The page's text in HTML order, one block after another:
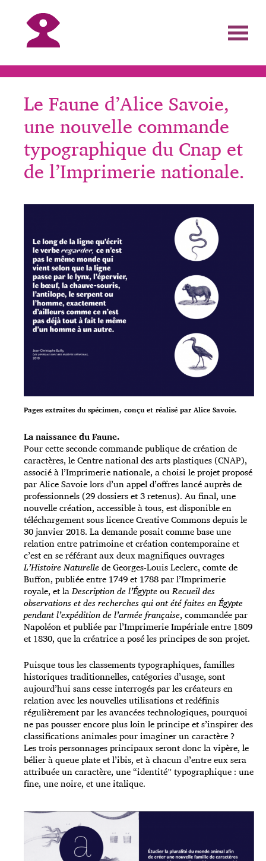
Le Faune d’Alice Savoie,
une nouvelle commande
typographique du Cnap et
de l’Imprimerie nationale.
Pages extraites du spécimen, conçu et réalisé par Alice Savoie.
La naissance du Faune.
Pour cette seconde commande publique de création de
caractères, le Centre national des arts plastiques (CNAP),
associé à l’Imprimerie nationale, a choisi le projet proposé
par Alice Savoie lors d’un appel d’offres lancé auprès de
professionnels (29 dossiers et 3 retenus). Au final, une
nouvelle création, accessible à tous, est disponible en
téléchargement sous licence Creative Commons depuis le
30 janvier 2018. La demande posait comme base une
relation entre patrimoine et création contemporaine et
c’est en se référant aux deux magnifiques ouvrages
L’Histoire Naturellede Georges-Louis Leclerc, comte de
Buffon, publiée entre 1749 et 1788 par l’Imprimerie
royale, et laDescription de l’ÉgypteouRecueil des
observations et des recherches qui ont été faites en Égypte
pendant l’expédition de l’armée française, commandée par
Napoléon et publiée par l’Imprimerie Impériale entre 1809
et 1830, que la créatrice a posé les principes de son projet.
Puisque tous les classements typographiques, familles
historiques traditionnelles, catégories d’usage, sont
aujourd’hui sans cesse interrogés par les créateurs en
relation avec les nouvelles utilisations et redéfinis
régulièrement par les avancées technologiques, pourquoi
ne pas pousser encore plus loin le principe et s’inspirer des
classifications animales pour imaginer un caractère ?
Les trois personnages principaux seront donc la vipère, le
bélier à queue plate et l’ibis, et à chacun d’entre eux sera
attribuée un caractère, une “identité” typographique : une
fine, une noire, et une italique.